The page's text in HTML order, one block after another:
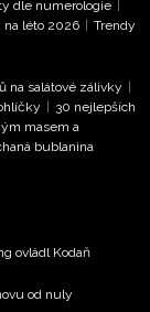
informace
Extra
dle numerologie
na léto 2026 | Trendy
na salátové zálivky |
| 30 nejlepších
masem a
bublanina
ovládl Kodaň
od nuly